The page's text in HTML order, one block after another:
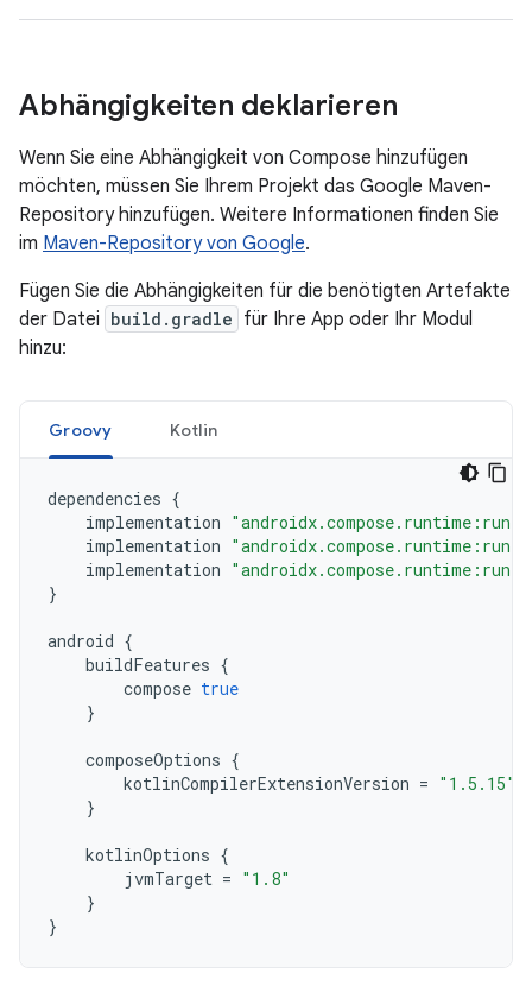
Abhängigkeiten deklarieren
Wenn Sie eine Abhängigkeit von Compose hinzufügen
möchten, müssen Sie Ihrem Projekt das Google Maven-
Repository hinzufügen. Weitere Informationen finden Sie
im Maven-Repository von Google.
Fügen Sie die Abhängigkeiten für die benötigten Artefakte
der Datei build.gradle für Ihre App oder Ihr Modul
hinzu:
Groovy Kotlin
dependencies {
implementation
implementation
implementation
}
android {
buildFeatures {
compose true
}
composeOptions {
kotlinCompilerExtensionVersion = "1.5.15"
}
kotlinOptions {
jvmTarget = "1.8"
}
}